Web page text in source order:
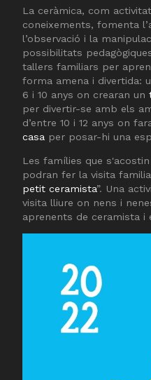
La ceràmica, com
coneixements, fomenta
l’observació i la
possibilitats
tallers familiars per
forma amena i divertida:
6 i 10 anys on crearan un
per divertir-se amb els
d’entre 10 i 12 anys on
casa per posar-hi una
Les famílies que
podran fer la visita
petit ceramista”. Una
visita lliure on nens i
aprenents de ceramista i